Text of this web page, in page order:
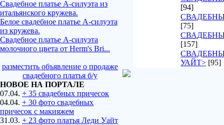
Свадебное платье А-силуэта из
итальянского кружева.
Белое свадебное платье А-силуэта
из кружева.
Свадебное платье А-силуэта
молочного цвета от Herm's Bri...
разместить объявление о продаже
свадебного платья б/у
НОВОЕ НА ПОРТАЛЕ
07.04. + 35 свадебных причесок
04.04. + 30 фото свадебных
причесок с макияжем
31.03. + 23 фото платья Леди Уайт
[94]
[75]
[157]
УАЙТ> [95]